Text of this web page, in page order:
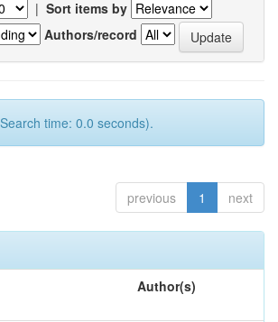
| Sort items by
Authors/record
time: 0.0 seconds).
previous 1 next
Author(s)